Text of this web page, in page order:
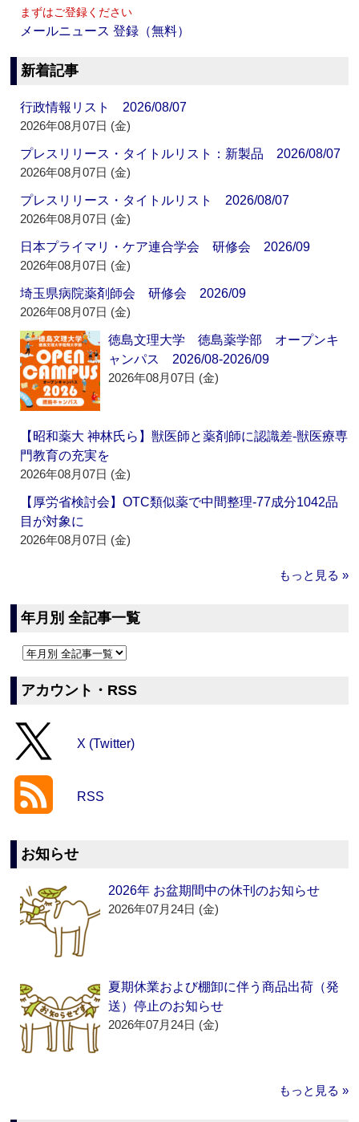
まずはご登録ください
メールニュース 登録（無料）
新着記事
行政情報リスト 2026/08/07
2026年08月07日 (金)
プレスリリース・タイトルリスト：新製品 2026/08/07
2026年08月07日 (金)
プレスリリース・タイトルリスト 2026/08/07
2026年08月07日 (金)
日本プライマリ・ケア連合学会 研修会 2026/09
2026年08月07日 (金)
埼玉県病院薬剤師会 研修会 2026/09
2026年08月07日 (金)
徳島文理大学 徳島薬学部 オープンキ
ャンパス 2026/08-2026/09
2026年08月07日 (金)
【昭和薬大 神林氏ら】獣医師と薬剤師に認識差‐獣医療専
門教育の充実を
2026年08月07日 (金)
【厚労省検討会】OTC類似薬で中間整理‐77成分1042品
目が対象に
2026年08月07日 (金)
もっと見る »
年月別 全記事一覧
アカウント・RSS
X (Twitter)
RSS
お知らせ
2026年 お盆期間中の休刊のお知らせ
2026年07月24日 (金)
夏期休業および棚卸に伴う商品出荷（発
送）停止のお知らせ
2026年07月24日 (金)
もっと見る »